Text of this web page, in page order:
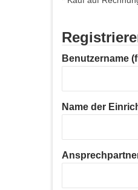
Benutzername
Name der